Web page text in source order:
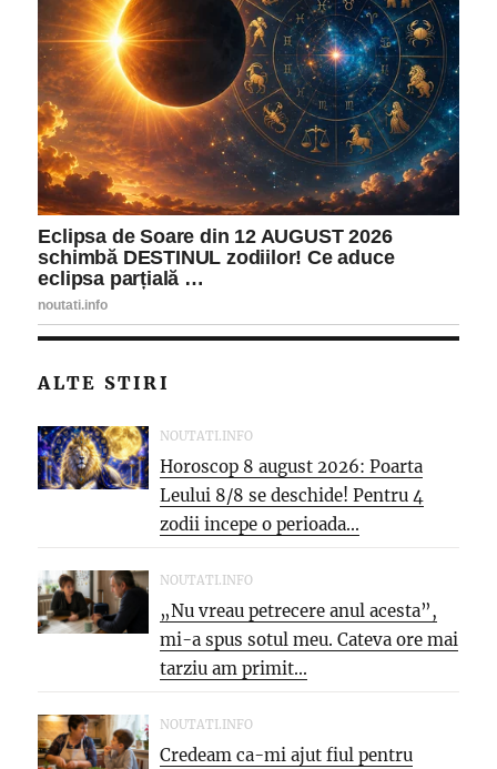
ALTE STIRI
NOUTATI.INFO
Horoscop 8 august 2026: Poarta
Leului 8/8 se deschide! Pentru 4
zodii incepe o perioada...
NOUTATI.INFO
„Nu vreau petrecere anul acesta”,
mi-a spus sotul meu. Cateva ore mai
tarziu am primit...
NOUTATI.INFO
Credeam ca-mi ajut fiul pentru